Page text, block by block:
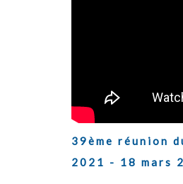
39ème réunion
2021 - 18 mars